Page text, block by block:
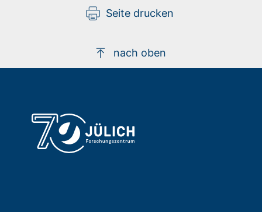
Seite drucken
nach oben